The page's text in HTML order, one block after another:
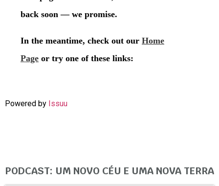
Powered by Issuu
PODCAST: UM NOVO CÉU E UMA NOVA TERRA